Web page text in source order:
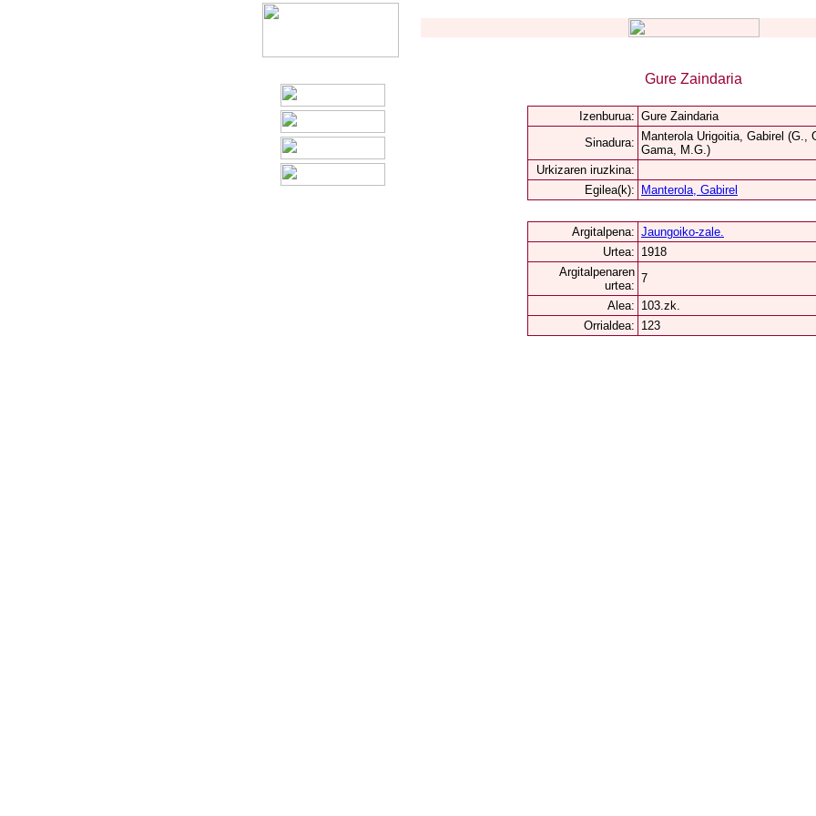
Gure Zaindaria
Izenburua: Gure Zaindaria
Sinadura:
Manterola Urigoitia, Gabirel (G.,
Gama, M.G.)
Urkizaren iruzkina:
Egilea(k):
Manterola, Gabirel
Argitalpena: Jaungoiko-zale.
Urtea: 1918
Argitalpenaren
urtea:
7
Alea: 103.zk.
Orrialdea: 123